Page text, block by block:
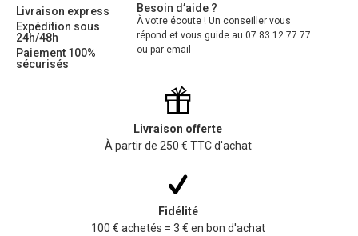
Livraison express
Expédition sous
24h/48h
Paiement 100%
sécurisés
Besoin d’aide ?
À votre écoute ! Un conseiller vous
répond et vous guide au 07 83 12 77 77
ou par email
Livraison offerte
À partir de 250 € TTC d'achat
Fidélité
100 € achetés = 3 € en bon d'achat